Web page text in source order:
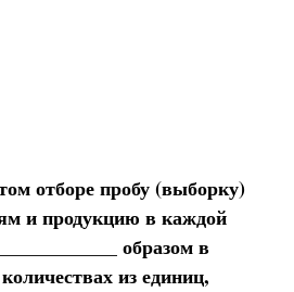
отборе пробу (выборку)
и продукцию в каждой
образом в
из единиц,